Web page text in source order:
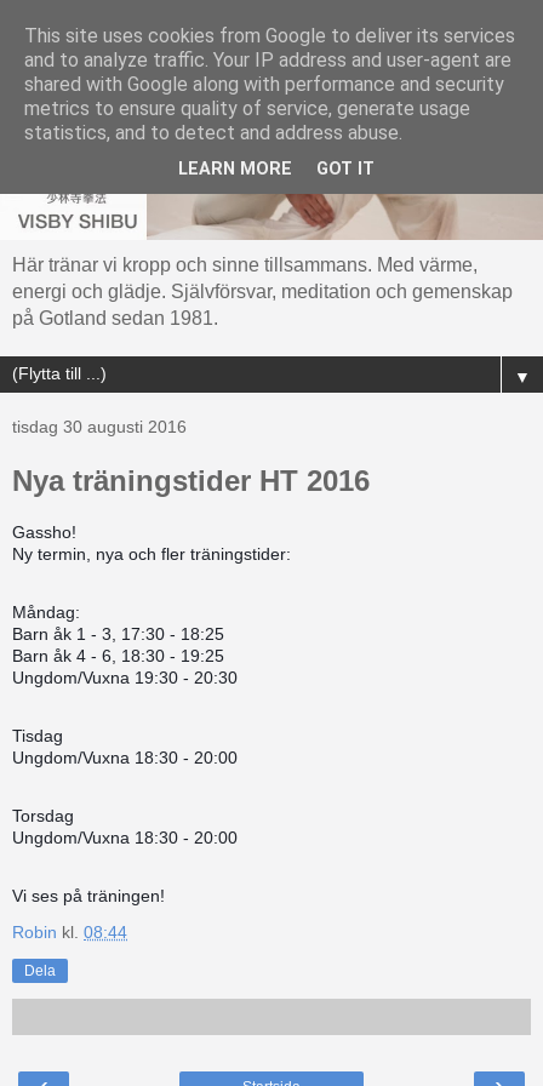
Här tränar vi kropp och sinne tillsammans. Med värme,
energi och glädje. Självförsvar, meditation och gemenskap
på Gotland sedan 1981.
▼
tisdag 30 augusti 2016
Nya träningstider HT 2016
Gassho!
Ny termin, nya och fler träningstider:
Måndag:
Barn åk 1 - 3, 17:30 - 18:25
Barn åk 4 - 6, 18:30 - 19:25
Ungdom/Vuxna 19:30 - 20:30
Tisdag
Ungdom/Vuxna 18:30 - 20:00
Torsdag
Ungdom/Vuxna 18:30 - 20:00
Vi ses på träningen!
Robin kl. 08:44
Dela
This site uses cookies from Google to deliver its services
and to analyze traffic. Your IP address and user-agent are
shared with Google along with performance and security
metrics to ensure quality of service, generate usage
statistics, and to detect and address abuse.
LEARN MORE GOT IT